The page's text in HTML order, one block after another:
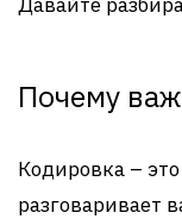
Почему
Кодировка –
разговаривает